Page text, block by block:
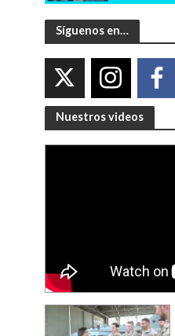
Síguenos en…
Nuestros videos